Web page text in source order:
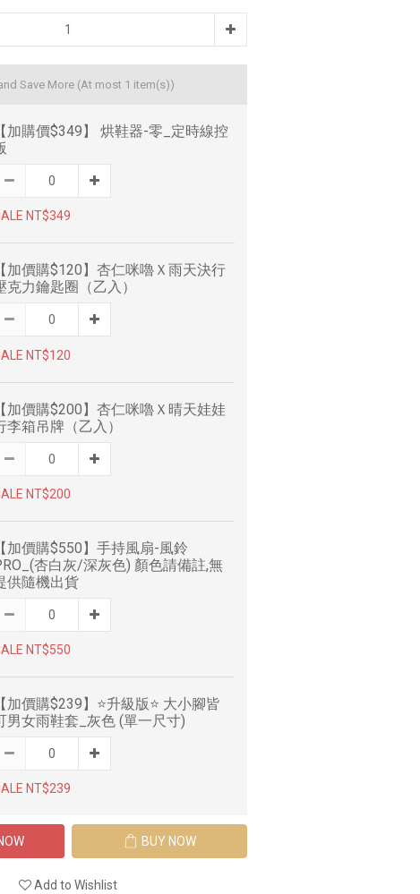
Save More (At most 1 item(s))
【加購價$349】 烘鞋器-零_定時線控
NT$349
【加價購$120】杏仁咪嚕Ｘ雨天決行
克力鑰匙圈（乙入）
NT$120
【加價購$200】杏仁咪嚕Ｘ晴天娃娃
李箱吊牌（乙入）
NT$200
【加價購$550】手持風扇-風鈴
杏白灰/深灰色) 顏色請備註,無
供隨機出貨
NT$550
【加價購$239】⭐升級版⭐ 大小腳皆
男女雨鞋套_灰色 (單一尺寸)
NT$239
BUY NOW
Add to Wishlist